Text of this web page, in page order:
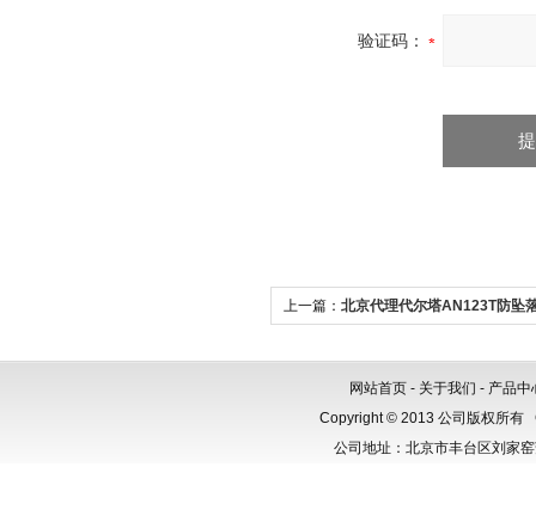
验证码：
上一篇： 北京代理代尔塔AN123T防坠
网站首页 - 关于我们 - 产品中
Copyright © 2013 公司版权所有
公司地址：北京市丰台区刘家